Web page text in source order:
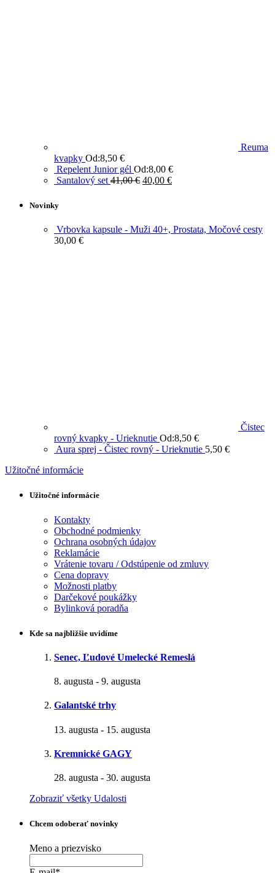
Reuma
kvapky Od:8,50 €
Repelent Junior gél Od:8,00 €
Santalový set 41,00€ 40,00 €
Novinky
Vrbovka kapsule - Muži 40+, Prostata, Močové cesty
30,00 €
Čistec
rovný kvapky - Urieknutie Od:8,50 €
Aura sprej - Čistec rovný - Urieknutie 5,50 €
Užitočné informácie
Užitočné informácie
Kontakty
Obchodné podmienky
Ochrana osobných údajov
Reklamácie
Vrátenie tovaru / Odstúpenie od zmluvy
Cena dopravy
Možnosti platby
Darčekové poukážky
Bylinková poradňa
Kde sa najbližšie uvidíme
Senec, Ľudové Umelecké Remeslá
8. augusta - 9. augusta
Galantské trhy
13. augusta - 15. augusta
Kremnické GAGY
28. augusta - 30. augusta
Zobraziť všetky Udalosti
Chcem odoberať novinky
Meno a priezvisko